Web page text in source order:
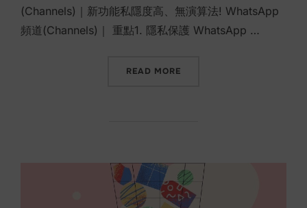
(Channels)｜新功能私隱度高、無演算法! WhatsApp
頻道(Channels)｜ 重點1. 隱私保護 WhatsApp …
READ MORE